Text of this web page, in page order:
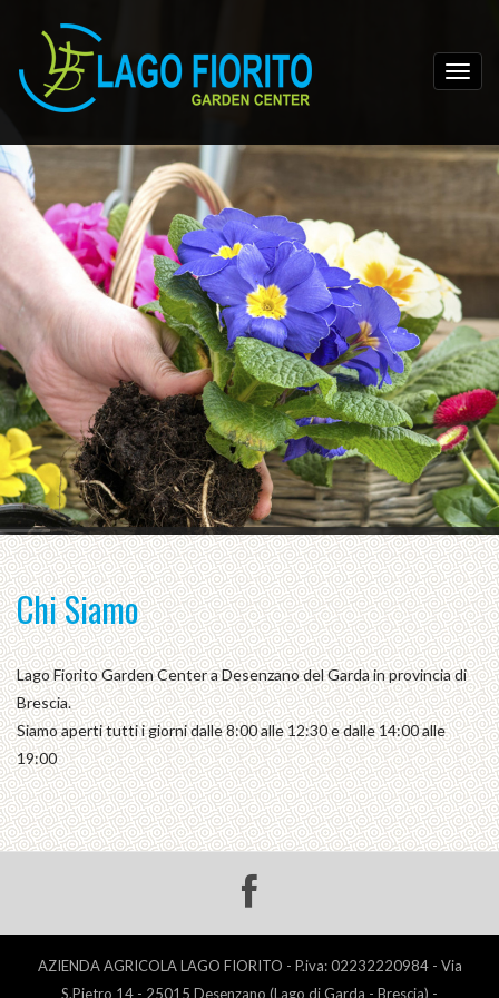
Chi Siamo
Lago Fiorito Garden Center a Desenzano del Garda in provincia di
Brescia.
Siamo aperti tutti i giorni dalle 8:00 alle 12:30 e dalle 14:00 alle
19:00
AZIENDA AGRICOLA LAGO FIORITO - P.iva: 02232220984 - Via
S.Pietro 14 - 25015 Desenzano (Lago di Garda - Brescia) -